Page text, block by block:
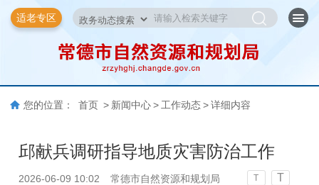
适老专区
您的位置： 首页 > 新闻中心 > 工作动态 > 详细内容
邱献兵调研指导地质灾害防治工作
2026-06-09 10:02 常德市自然资源和规划局 T T